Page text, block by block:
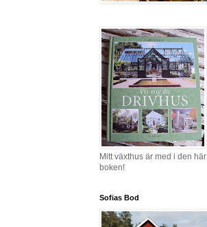
Mitt växthus är med i den här
boken!
Sofias Bod